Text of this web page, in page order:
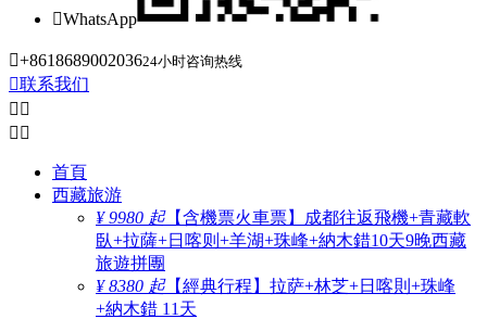
WhatsApp
+861868900203624小时咨询热线
联系我们
 
 
首頁
西藏旅游
¥ 9980 起【含機票火車票】成都往返飛機+青藏軟
臥+拉薩+日喀则+羊湖+珠峰+納木錯10天9晚西藏
旅遊拼團
¥ 8380 起【經典行程】拉萨+林芝+日喀則+珠峰
+納木錯 11天